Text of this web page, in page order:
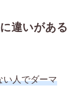
違いがある
い人でダーマ